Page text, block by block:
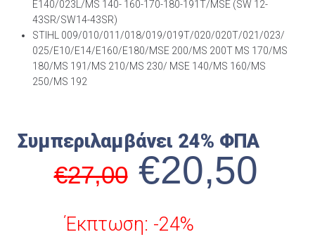
E140/023L/MS 140- 160-170-180-191T/MSE (SW 12-
43SR/SW14-43SR)
STIHL 009/010/011/018/019/019T/020/020T/021/023/
025/E10/E14/E160/E180/MSE 200/MS 200T MS 170/MS
180/MS 191/MS 210/MS 230/ MSE 140/MS 160/MS
250/MS 192
Συμπεριλαμβάνει 24% ΦΠΑ
€27,00 €20,50
Έκπτωση: -24%